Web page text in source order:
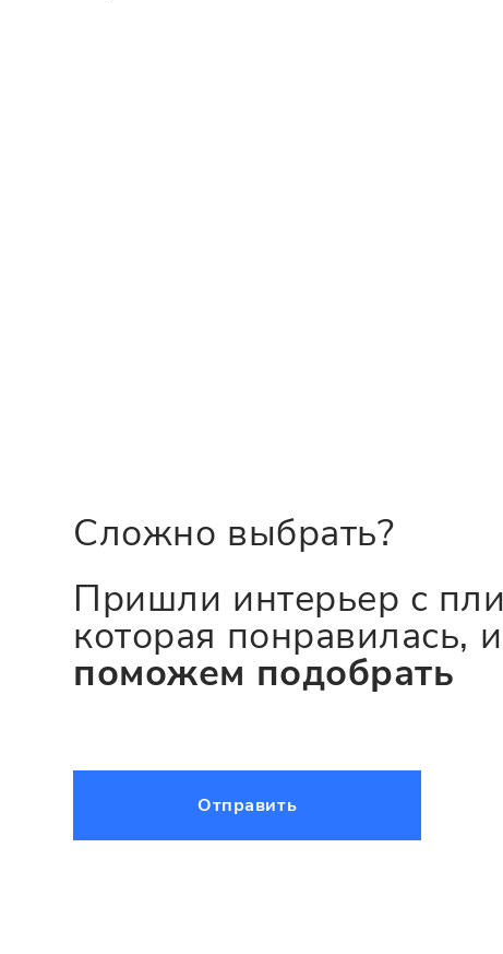
Сложно выбрать?
Пришли интерьер с
которая понравилась,
поможем подобрать
Отправить